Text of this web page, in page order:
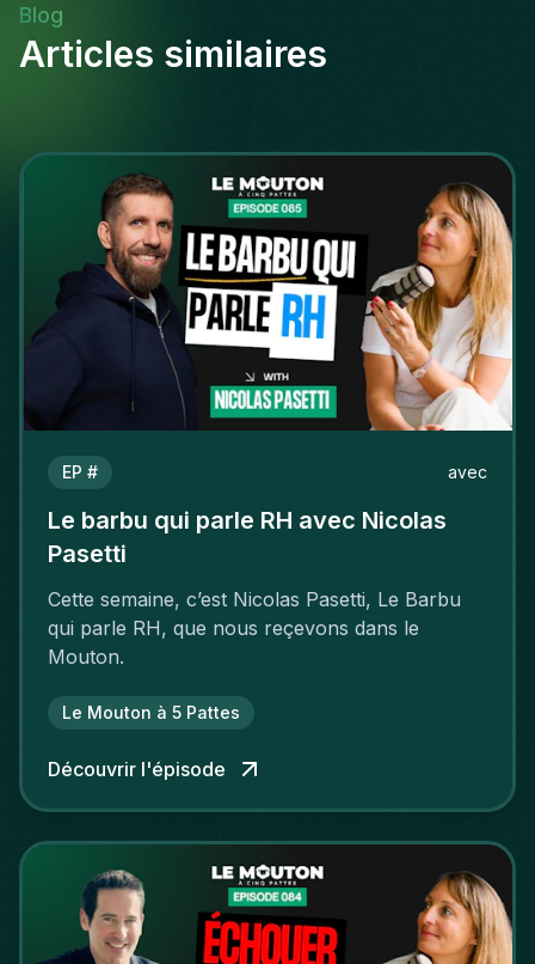
Blog
Articles similaires
EP # avec
Le barbu qui parle RH avec Nicolas
Pasetti
Cette semaine, c’est Nicolas Pasetti, Le Barbu
qui parle RH, que nous reçevons dans le
Mouton.
Le Mouton à 5 Pattes
Découvrir l'épisode